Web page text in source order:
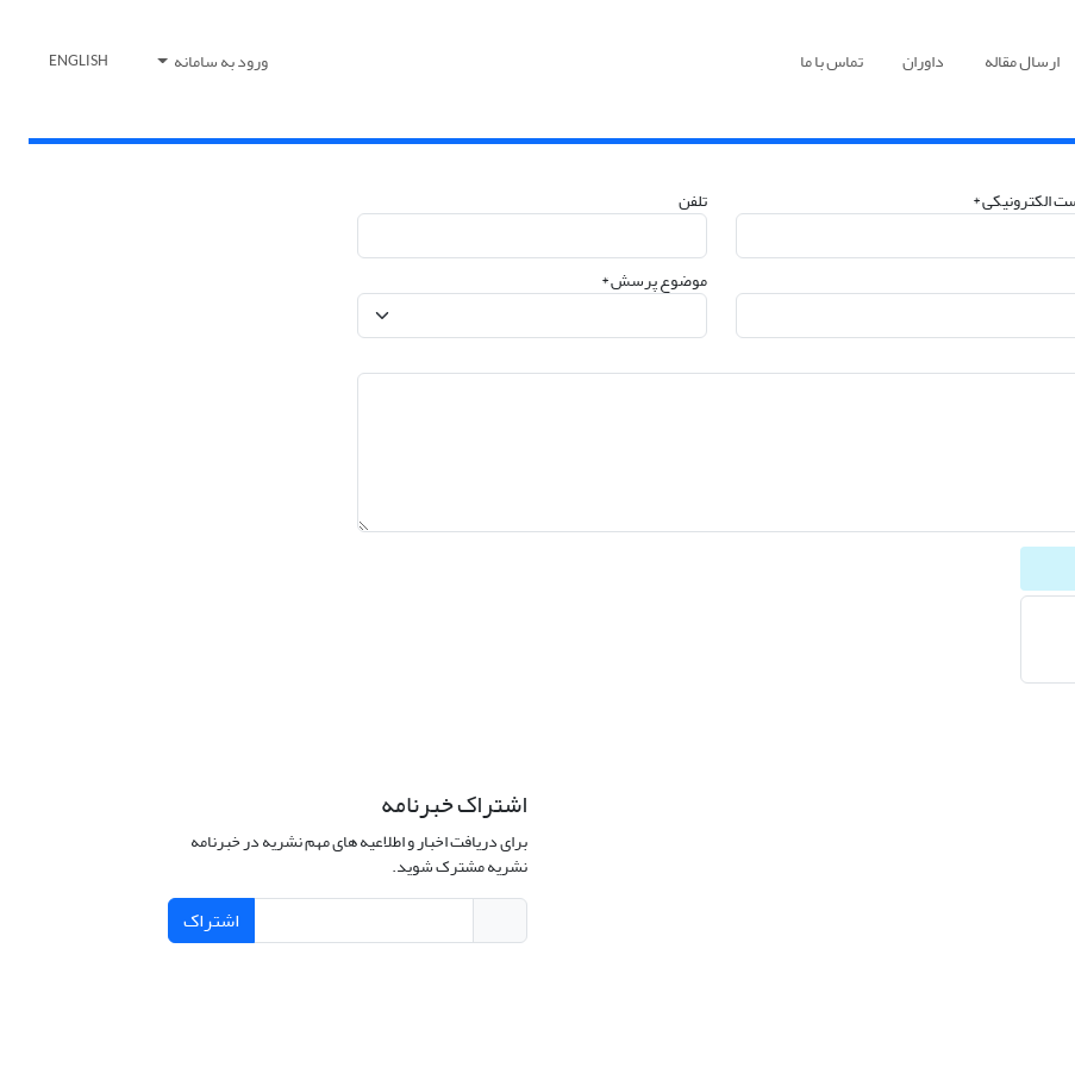
ارسال مقاله داوران تماس با ما ورود به سامانه ENGLISH
الکترونیکی * تلفن
موضوع پرسش *
اشتراک خبرنامه
برای دریافت اخبار و اطلاعیه های مهم نشریه در خبرنامه
نشریه مشترک شوید.
اشتراک